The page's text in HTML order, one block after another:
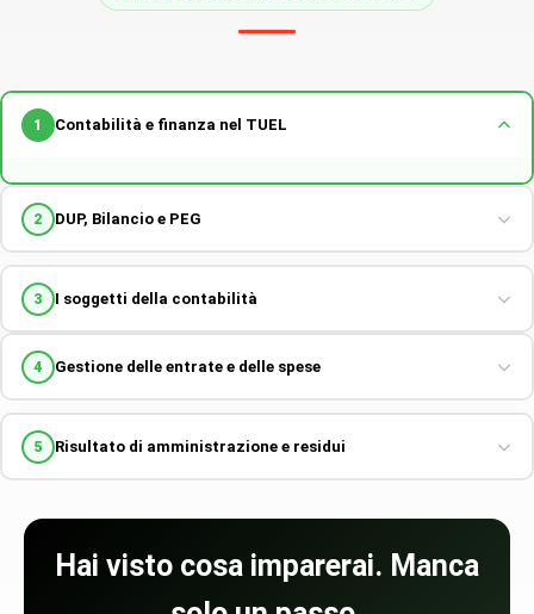
1 Contabilità e finanza nel TUEL
2 DUP, Bilancio e PEG
3 I soggetti della contabilità
4 Gestione delle entrate e delle spese
5 Risultato di amministrazione e residui
Hai visto cosa imparerai. Manca